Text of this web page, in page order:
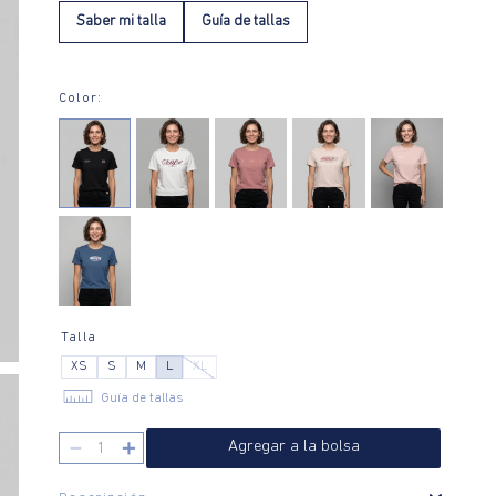
Saber mi talla Guía de tallas
Color:
Talla
XS S M L XL
Guía de tallas
＋
－ Agregar a la bolsa